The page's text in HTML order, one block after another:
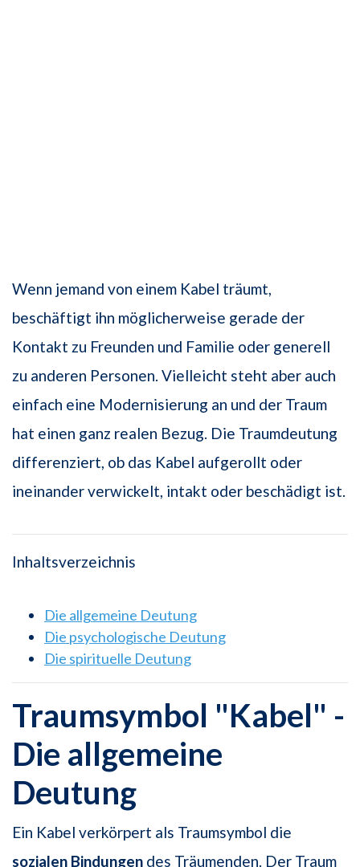
Wenn jemand von einem Kabel träumt,
beschäftigt ihn möglicherweise gerade der
Kontakt zu Freunden und Familie oder generell
zu anderen Personen. Vielleicht steht aber auch
einfach eine Modernisierung an und der Traum
hat einen ganz realen Bezug. Die Traumdeutung
differenziert, ob das Kabel aufgerollt oder
ineinander verwickelt, intakt oder beschädigt ist.
Inhaltsverzeichnis
Die allgemeine Deutung
Die psychologische Deutung
Die spirituelle Deutung
Traumsymbol "Kabel" -
Die allgemeine
Deutung
Ein Kabel verkörpert als Traumsymbol die
sozialen Bindungen des Träumenden. Der Traum